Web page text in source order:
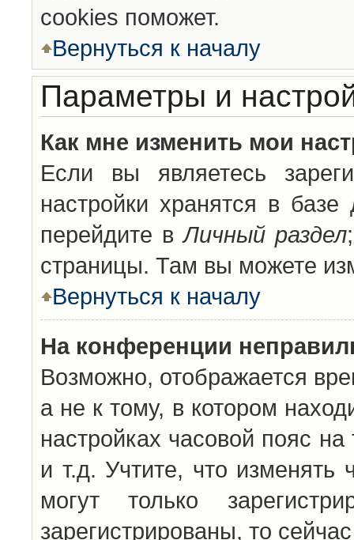
cookies поможет.
Вернуться к началу
Параметры и
Как мне изменить мои
Если вы являетесь
настройки хранятся в
перейдите вЛичный раздел
страницы. Там вы можете
Вернуться к началу
На конференции
Возможно, отображается
а не к тому, в котором
настройках часовой пояс
и т.д. Учтите, что изменять
могут только
зарегистрированы, то